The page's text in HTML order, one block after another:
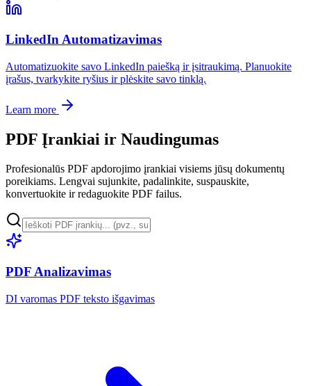
LinkedIn Automatizavimas
Automatizuokite savo LinkedIn paiešką ir įsitraukimą. Planuokite
įrašus, tvarkykite ryšius ir plėskite savo tinklą.
Learn more
PDF Įrankiai ir Naudingumas
Profesionalūs PDF apdorojimo įrankiai visiems jūsų dokumentų
poreikiams. Lengvai sujunkite, padalinkite, suspauskite,
konvertuokite ir redaguokite PDF failus.
PDF Analizavimas
DI varomas PDF teksto išgavimas